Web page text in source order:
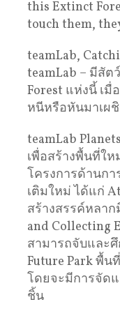
teamLab,
teamLab – มีสั
Forest แห่งนี้ เ
หนีหรือหันมาเ
teamLab
เพื่อสร้างพื้นที่ให
โครงการด้านกา
เติมใหม่ ได้แก่
สร้างสรรค์หลา
and Collecting
สามารถจับและ
Future Park พื้น
โดยจะมีการจัด
ชิ้น